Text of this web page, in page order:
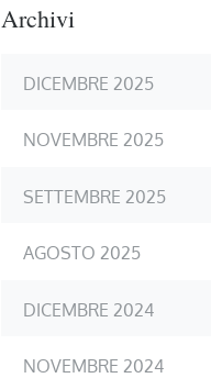
Archivi
DICEMBRE 2025
NOVEMBRE 2025
SETTEMBRE 2025
AGOSTO 2025
DICEMBRE 2024
NOVEMBRE 2024